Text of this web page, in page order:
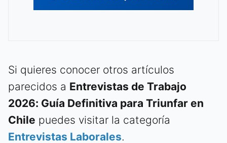
Si quieres conocer otros artículos
parecidos a Entrevistas de Trabajo
2026: Guía Definitiva para Triunfar en
Chile puedes visitar la categoría
Entrevistas Laborales.